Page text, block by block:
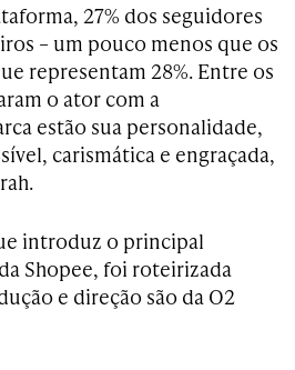
27% dos seguidores
– um pouco menos que os
representam 28%. Entre os
o ator com a
estão sua personalidade,
carismática e engraçada,
introduz o principal
Shopee, foi roteirizada
e direção são da O2